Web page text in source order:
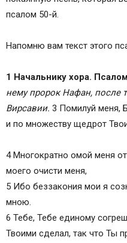
псалом 50-й.
Напомню вам текст этого
1 Начальнику хора.
нему пророк Нафан, после
Вирсавии. 3 Помилуй меня,
и по множеству щедрот
4 Многократно омой меня
моего очисти меня,
5 Ибо беззакония мои я
мною.
6 Тебе, Тебе единому
Твоими сделал, так что Ты